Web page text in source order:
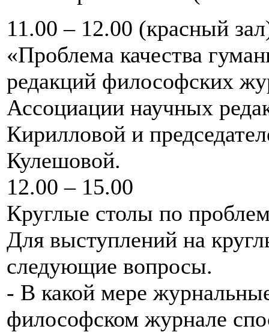
11.00 – 12.00 (красный
«Проблема качества
редакций философских
Ассоциации научных
Кирилловой и
Кулешовой.
12.00 – 15.00
Круглые столы по
Для выступлений на
следующие вопросы.
- В какой мере
философском журнале